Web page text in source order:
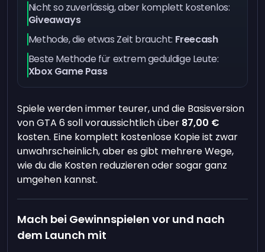
Nicht so zuverlässig, aber komplett kostenlos:
Giveaways
Methode, die etwas Zeit braucht: Freecash
Beste Methode für extrem geduldige Leute:
Xbox Game Pass
Spiele werden immer teurer, und die Basisversion
von GTA 6 soll voraussichtlich über 87,00 €
kosten. Eine komplett kostenlose Kopie ist zwar
unwahrscheinlich, aber es gibt mehrere Wege,
wie du die Kosten reduzieren oder sogar ganz
umgehen kannst.
Mach bei Gewinnspielen vor und nach
dem Launch mit